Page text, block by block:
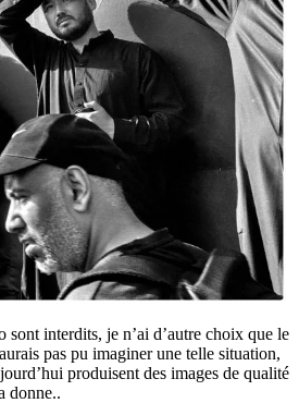
sont interdits, je n’ai d’autre choix que le
pas pu imaginer une telle situation,
produisent des images de qualité
donne..